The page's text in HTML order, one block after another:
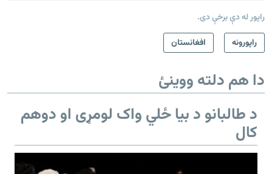
راپور له دې برخې دی.
راپورونه
افغانستان
دا هم دلته ووینئ
د طالبانو د بیا ځلي واک لومړی او دوهم
کال